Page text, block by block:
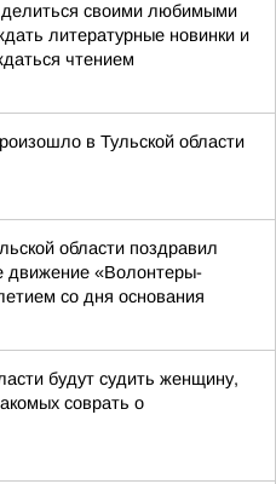
делиться своими любимыми
литературные новинки и
чтением
в Тульской области
области поздравил
движение «Волонтеры-
со дня основания
будут судить женщину,
соврать о